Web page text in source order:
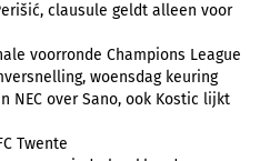
clausule geldt alleen voor
voorronde Champions League
woensdag keuring
NEC over Sano, ook Kostic lijkt
Twente